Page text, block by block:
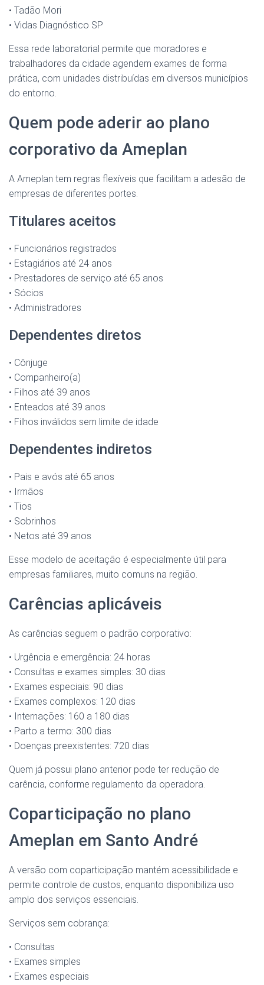
• Tadão Mori
• Vidas Diagnóstico SP
Essa rede laboratorial permite que moradores e
trabalhadores da cidade agendem exames de forma
prática, com unidades distribuídas em diversos municípios
do entorno.
Quem pode aderir ao plano
corporativo da Ameplan
A Ameplan tem regras flexíveis que facilitam a adesão de
empresas de diferentes portes.
Titulares aceitos
• Funcionários registrados
• Estagiários até 24 anos
• Prestadores de serviço até 65 anos
• Sócios
• Administradores
Dependentes diretos
• Cônjuge
• Companheiro(a)
• Filhos até 39 anos
• Enteados até 39 anos
• Filhos inválidos sem limite de idade
Dependentes indiretos
• Pais e avós até 65 anos
• Irmãos
• Tios
• Sobrinhos
• Netos até 39 anos
Esse modelo de aceitação é especialmente útil para
empresas familiares, muito comuns na região.
Carências aplicáveis
As carências seguem o padrão corporativo:
• Urgência e emergência: 24 horas
• Consultas e exames simples: 30 dias
• Exames especiais: 90 dias
• Exames complexos: 120 dias
• Internações: 160 a 180 dias
• Parto a termo: 300 dias
• Doenças preexistentes: 720 dias
Quem já possui plano anterior pode ter redução de
carência, conforme regulamento da operadora.
Coparticipação no plano
Ameplan em Santo André
A versão com coparticipação mantém acessibilidade e
permite controle de custos, enquanto disponibiliza uso
amplo dos serviços essenciais.
Serviços sem cobrança:
• Consultas
• Exames simples
• Exames especiais